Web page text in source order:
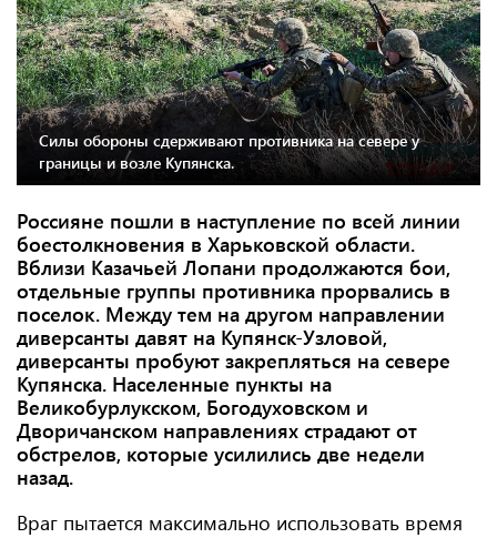
Силы обороны сдерживают противника на севере у
границы и возле Купянска.
Россияне пошли в наступление по всей линии
боестолкновения в Харьковской области.
Вблизи Казачьей Лопани продолжаются бои,
отдельные группы противника прорвались в
поселок. Между тем на другом направлении
диверсанты давят на Купянск-Узловой,
диверсанты пробуют закрепляться на севере
Купянска. Населенные пункты на
Великобурлукском, Богодуховском и
Дворичанском направлениях страдают от
обстрелов, которые усилились две недели
назад.
Враг пытается максимально использовать время